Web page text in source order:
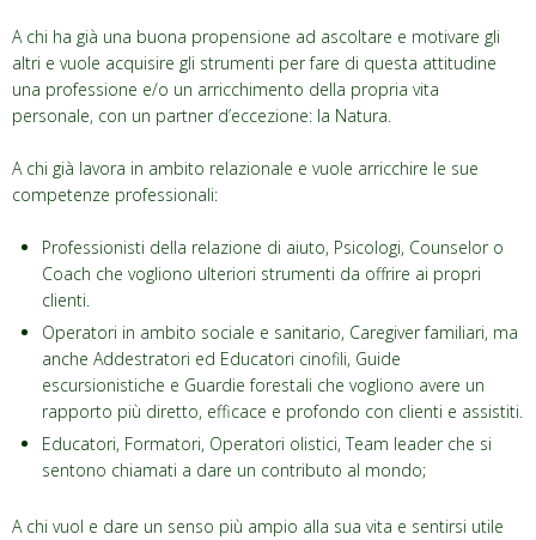
A chi ha già una buona propensione ad ascoltare e motivare gli
altri e vuole acquisire gli strumenti per fare di questa attitudine
una professione e/o un arricchimento della propria vita
personale, con un partner d’eccezione: la Natura.
A chi già lavora in ambito relazionale e vuole arricchire le sue
competenze professionali:
Professionisti della relazione di aiuto, Psicologi, Counselor o
Coach che vogliono ulteriori strumenti da offrire ai propri
clienti.
Operatori in ambito sociale e sanitario, Caregiver familiari, ma
anche Addestratori ed Educatori cinofili, Guide
escursionistiche e Guardie forestali che vogliono avere un
rapporto più diretto, efficace e profondo con clienti e assistiti.
Educatori, Formatori, Operatori olistici, Team leader che si
sentono chiamati a dare un contributo al mondo;
A chi vuol e dare un senso più ampio alla sua vita e sentirsi utile